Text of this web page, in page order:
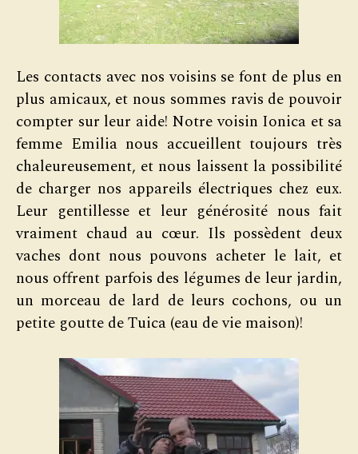
Les contacts avec nos voisins se font de plus en
plus amicaux, et nous sommes ravis de pouvoir
compter sur leur aide! Notre voisin Ionica et sa
femme Emilia nous accueillent toujours très
chaleureusement, et nous laissent la possibilité
de charger nos appareils électriques chez eux.
Leur gentillesse et leur générosité nous fait
vraiment chaud au cœur. Ils possèdent deux
vaches dont nous pouvons acheter le lait, et
nous offrent parfois des légumes de leur jardin,
un morceau de lard de leurs cochons, ou un
petite goutte de Tuica (eau de vie maison)!